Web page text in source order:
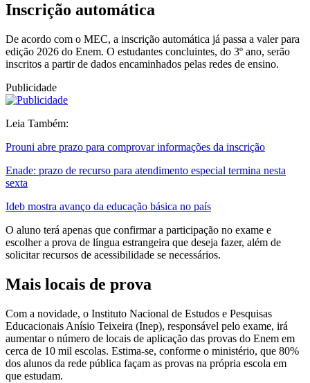
Inscrição automática
De acordo com o MEC, a inscrição automática já passa a valer para
edição 2026 do Enem. O estudantes concluintes, do 3º ano, serão
inscritos a partir de dados encaminhados pelas redes de ensino.
Publicidade
Leia Também:
Prouni abre prazo para comprovar informações da inscrição
Enade: prazo de recurso para atendimento especial termina nesta
sexta
Ideb mostra avanço da educação básica no país
O aluno terá apenas que confirmar a participação no exame e
escolher a prova de língua estrangeira que deseja fazer, além de
solicitar recursos de acessibilidade se necessários.
Mais locais de prova
Com a novidade, o Instituto Nacional de Estudos e Pesquisas
Educacionais Anísio Teixeira (Inep), responsável pelo exame, irá
aumentar o número de locais de aplicação das provas do Enem em
cerca de 10 mil escolas. Estima-se, conforme o ministério, que 80%
dos alunos da rede pública façam as provas na própria escola em
que estudam.